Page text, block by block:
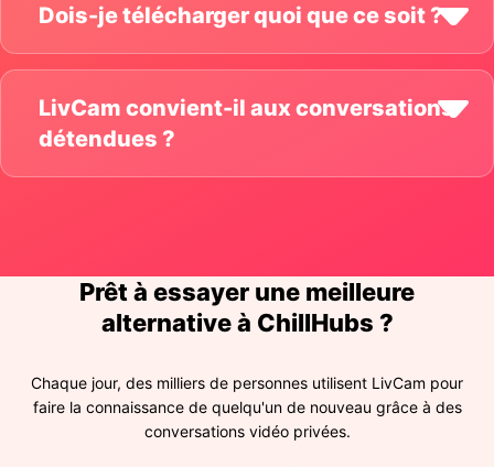
Dois-je télécharger quoi que ce soit ?
LivCam convient-il aux conversations
détendues ?
Prêt à essayer une meilleure
alternative à ChillHubs ?
Chaque jour, des milliers de personnes utilisent LivCam pour
faire la connaissance de quelqu'un de nouveau grâce à des
conversations vidéo privées.